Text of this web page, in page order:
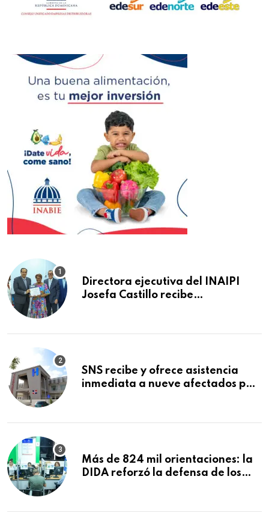
Directora ejecutiva del INAIPI
Josefa Castillo recibe
SNS recibe y ofrece asistencia
inmediata a nueve afectados por
Macorís
Más de 824 mil orientaciones: la
DIDA reforzó la defensa de los